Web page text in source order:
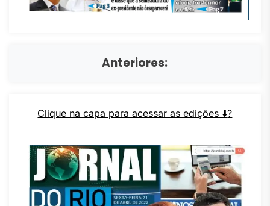
Anteriores:
Clique na capa para acessar as edições ⬇️?